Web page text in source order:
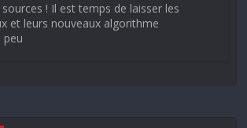
! Il est temps de laisser les
et leurs nouveaux algorithme
peu